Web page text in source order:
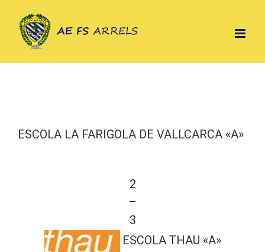
content
ESCOLA LA FARIGOLA DE VALLCARCA «A»
2
—
3
ESCOLA THAU «A»